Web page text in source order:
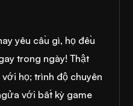
yêu cầu gì, họ đều
trong ngày! Thật
họ; trình độ chuyên
với bất kỳ game